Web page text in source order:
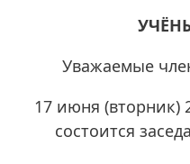
Уважаемые
17 июня (вторник)
состоится